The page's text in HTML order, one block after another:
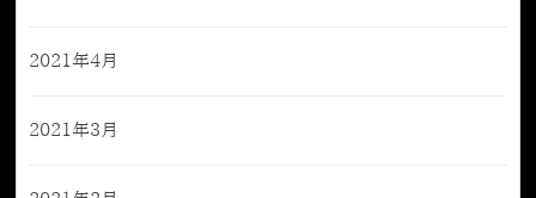
2021年4月
2021年3月